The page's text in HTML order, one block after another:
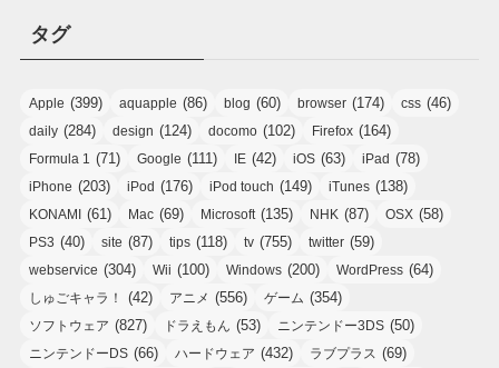
タグ
Apple (399) aquapple (86) blog (60) browser (174) css (46)
daily (284) design (124) docomo (102) Firefox (164)
Formula 1 (71) Google (111) IE (42) iOS (63) iPad (78)
iPhone (203) iPod (176) iPod touch (149) iTunes (138)
KONAMI (61) Mac (69) Microsoft(135) NHK (87) OSX (58)
PS3 (40) site (87) tips (118) tv (755) twitter (59)
webservice (304) Wii (100) Windows (200) WordPress (64)
しゅごキャラ！ (42) アニメ (556) ゲーム (354)
ソフトウェア (827) ドラえもん (53) ニンテンドー3DS (50)
ニンテンドーDS (66) ハードウェア (432) ラブプラス (69)